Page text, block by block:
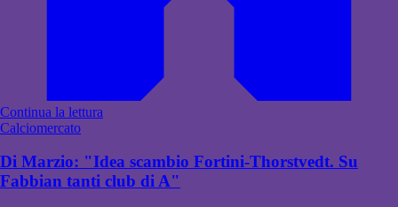
Continua la lettura
Calciomercato
Di Marzio: "Idea scambio Fortini-Thorstvedt. Su
Fabbian tanti club di A"